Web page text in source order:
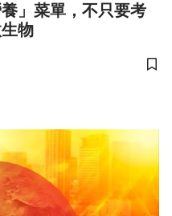
」菜單，不只要考
物
儲